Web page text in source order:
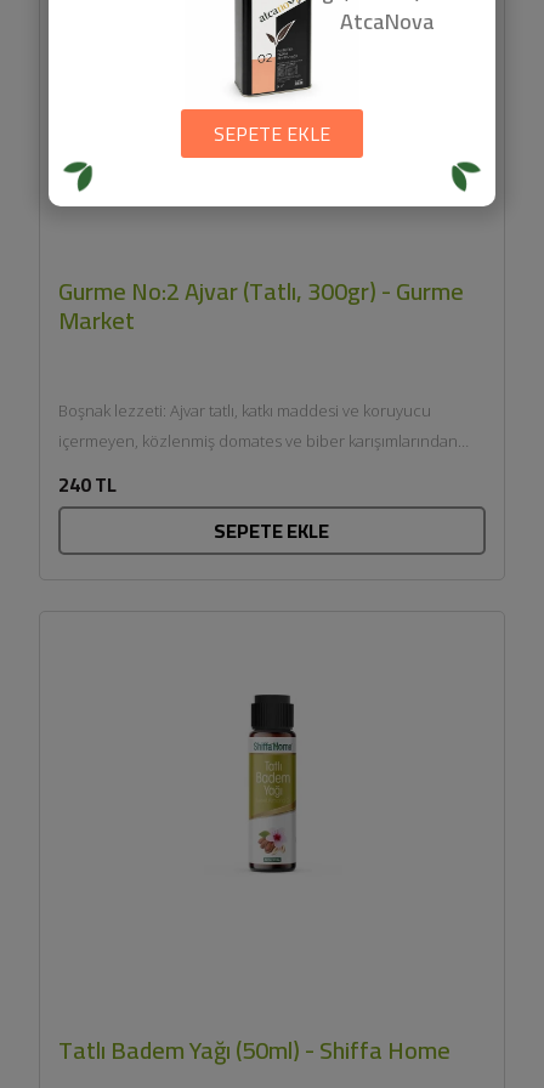
Gurme No:2 Ajvar (Tatlı, 300gr) - Gurme
Market
Boşnak lezzeti: Ajvar tatlı, katkı maddesi ve koruyucu
içermeyen, közlenmiş domates ve biber karışımlarından
240 TL
SEPETE EKLE
Tatlı Badem Yağı (50ml) - Shiffa Home
AtcaNova
SEPETE EKLE